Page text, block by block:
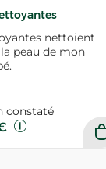
nettoient
peau de mon
constaté